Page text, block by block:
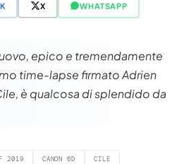
X WHATSAPP
epico e tremendamente
time-lapse firmato Adrien
è qualcosa di splendido da
2019 CANON 6D CILE